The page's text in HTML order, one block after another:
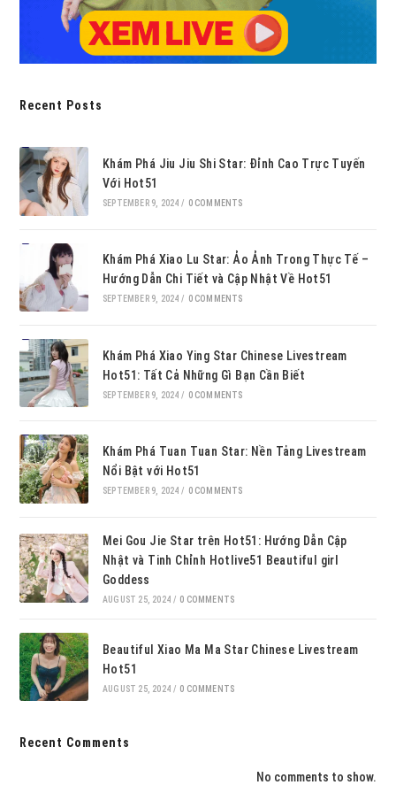
Recent Posts
Khám Phá Jiu Jiu Shi Star: Đỉnh Cao Trực Tuyến
Với Hot51
SEPTEMBER 9, 2024 / 0 COMMENTS
Khám Phá Xiao Lu Star: Ảo Ảnh Trong Thực Tế –
Hướng Dẫn Chi Tiết và Cập Nhật Về Hot51
SEPTEMBER 9, 2024 / 0 COMMENTS
Khám Phá Xiao Ying Star Chinese Livestream
Hot51: Tất Cả Những Gì Bạn Cần Biết
SEPTEMBER 9, 2024 / 0 COMMENTS
Khám Phá Tuan Tuan Star: Nền Tảng Livestream
Nổi Bật với Hot51
SEPTEMBER 9, 2024 / 0 COMMENTS
Mei Gou Jie Star trên Hot51: Hướng Dẫn Cập
Nhật và Tinh Chỉnh Hotlive51 Beautiful girl
Goddess
AUGUST 25, 2024 / 0 COMMENTS
Beautiful Xiao Ma Ma Star Chinese Livestream
Hot51
AUGUST 25, 2024 / 0 COMMENTS
Recent Comments
No comments to show.